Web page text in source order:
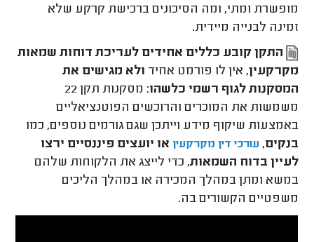
מופשרת ומתי, ומה הסיכונים ברכישת קרקע שלא
זמינה לבנייה מיידית.
התקן קובע כללים אחידים לעריכת דוחות שמאות
מקרקעין, אין לו פורמט אחיד ולא מגישים את
המסקנות לגוף רשמי כלשהו
: מסקנות תקן 22
משמשות את המוכרים והרוכשים הפוטנציאליים
באמצעות שיקוף מידע וייתכן שגם גורמים נוספים, כמו
בנקים, עורכי דין מקרקעין או יועצים פיננסיים ירצו
לעיין בדוח השמאות, כדי לייצג את הלקוחות שלהם
במשא ומתן במהלך המכירה או במהלך הליכים
משפטיים הקשורים בה.